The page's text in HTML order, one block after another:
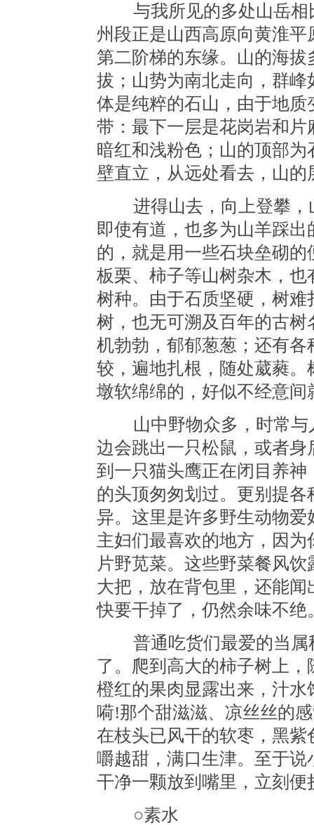
与我所见的多处山岳相
州段正是山西高原向黄淮
第二阶梯的东缘。山的海拔
拔；山势为南北走向，群
体是纯粹的石山，由于地
带：最下一层是花岗岩和
暗红和浅粉色；山的顶部
壁直立，从远处看去，山的
进得山去，向上登攀，
即使有道，也多为山羊踩
的，就是用一些石块垒砌
板栗、柿子等山树杂木，
树种。由于石质坚硬，树
树，也无可溯及百年的古
机勃勃，郁郁葱葱；还有
较，遍地扎根，随处葳蕤
墩软绵绵的，好似不经意
山中野物众多，时常与
边会跳出一只松鼠，或者
到一只猫头鹰正在闭目养
的头顶匆匆划过。更别提
异。这里是许多野生动物
主妇们最喜欢的地方，因
片野苋菜。这些野菜餐风
大把，放在背包里，还能
快要干掉了，仍然余味不绝
普通吃货们最爱的当属
了。爬到高大的柿子树上
橙红的果肉显露出来，汁
嗬!那个甜滋滋、凉丝丝的
在枝头已风干的软枣，黑
嚼越甜，满口生津。至于
干净一颗放到嘴里，立刻
○素水